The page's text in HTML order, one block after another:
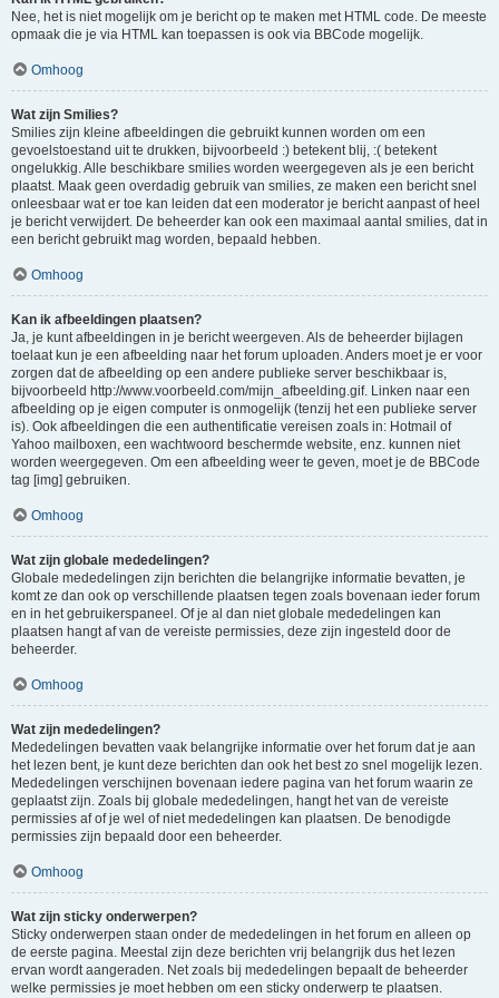
Nee, het is niet mogelijk om je bericht op te maken met HTML code. De meeste
opmaak die je via HTML kan toepassen is ook via BBCode mogelijk.
Omhoog
Wat zijn Smilies?
Smilies zijn kleine afbeeldingen die gebruikt kunnen worden om een
gevoelstoestand uit te drukken, bijvoorbeeld :) betekent blij, :( betekent
ongelukkig. Alle beschikbare smilies worden weergegeven als je een bericht
plaatst. Maak geen overdadig gebruik van smilies, ze maken een bericht snel
onleesbaar wat er toe kan leiden dat een moderator je bericht aanpast of heel
je bericht verwijdert. De beheerder kan ook een maximaal aantal smilies, dat in
een bericht gebruikt mag worden, bepaald hebben.
Omhoog
Kan ik afbeeldingen plaatsen?
Ja, je kunt afbeeldingen in je bericht weergeven. Als de beheerder bijlagen
toelaat kun je een afbeelding naar het forum uploaden. Anders moet je er voor
zorgen dat de afbeelding op een andere publieke server beschikbaar is,
bijvoorbeeld http://www.voorbeeld.com/mijn_afbeelding.gif. Linken naar een
afbeelding op je eigen computer is onmogelijk (tenzij het een publieke server
is). Ook afbeeldingen die een authentificatie vereisen zoals in: Hotmail of
Yahoo mailboxen, een wachtwoord beschermde website, enz. kunnen niet
worden weergegeven. Om een afbeelding weer te geven, moet je de BBCode
tag [img] gebruiken.
Omhoog
Wat zijn globale mededelingen?
Globale mededelingen zijn berichten die belangrijke informatie bevatten, je
komt ze dan ook op verschillende plaatsen tegen zoals bovenaan ieder forum
en in het gebruikerspaneel. Of je al dan niet globale mededelingen kan
plaatsen hangt af van de vereiste permissies, deze zijn ingesteld door de
beheerder.
Omhoog
Wat zijn mededelingen?
Mededelingen bevatten vaak belangrijke informatie over het forum dat je aan
het lezen bent, je kunt deze berichten dan ook het best zo snel mogelijk lezen.
Mededelingen verschijnen bovenaan iedere pagina van het forum waarin ze
geplaatst zijn. Zoals bij globale mededelingen, hangt het van de vereiste
permissies af of je wel of niet mededelingen kan plaatsen. De benodigde
permissies zijn bepaald door een beheerder.
Omhoog
Wat zijn sticky onderwerpen?
Sticky onderwerpen staan onder de mededelingen in het forum en alleen op
de eerste pagina. Meestal zijn deze berichten vrij belangrijk dus het lezen
ervan wordt aangeraden. Net zoals bij mededelingen bepaalt de beheerder
welke permissies je moet hebben om een sticky onderwerp te plaatsen.